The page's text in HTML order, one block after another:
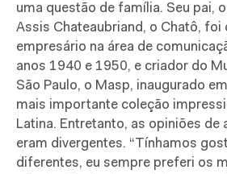
uma questão de família. Seu pai,
Assis Chateaubriand, o Chatô,
empresário na área de
anos 1940 e 1950, e criador do
São Paulo, o Masp, inaugurado
mais importante coleção
Latina. Entretanto, as opiniões de
eram divergentes. “Tínhamos
diferentes, eu sempre preferi os